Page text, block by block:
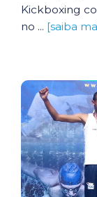
Kickboxing
no ... [saiba